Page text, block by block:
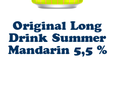
Original Long
Drink Summer
Mandarin 5,5 %